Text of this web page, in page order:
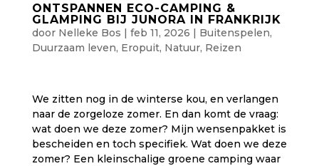
ONTSPANNEN ECO-CAMPING &
GLAMPING BIJ JUNORA IN FRANKRIJK
door Nelleke Bos | feb 11, 2026 | Buitenspelen,
Duurzaam leven, Eropuit, Natuur, Reizen
We zitten nog in de winterse kou, en verlangen
naar de zorgeloze zomer. En dan komt de vraag:
wat doen we deze zomer? Mijn wensenpakket is
bescheiden en toch specifiek. Wat doen we deze
zomer? Een kleinschalige groene camping waar